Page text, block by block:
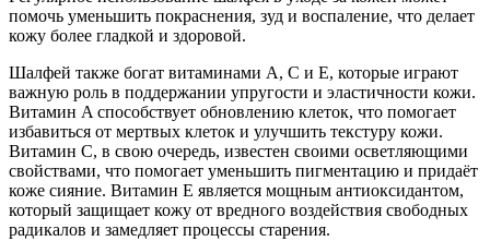
помочь уменьшить покраснения, зуд и воспаление, что делает
кожу более гладкой и здоровой.
Шалфей также богат витаминами A, C и E, которые играют
важную роль в поддержании упругости и эластичности кожи.
Витамин A способствует обновлению клеток, что помогает
избавиться от мертвых клеток и улучшить текстуру кожи.
Витамин C, в свою очередь, известен своими осветляющими
свойствами, что помогает уменьшить пигментацию и придаёт
коже сияние. Витамин E является мощным антиоксидантом,
который защищает кожу от вредного воздействия свободных
радикалов и замедляет процессы старения.